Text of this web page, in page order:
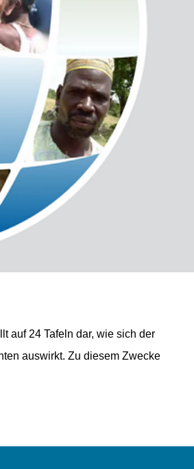
auf 24 Tafeln dar, wie sich der
auswirkt. Zu diesem Zwecke